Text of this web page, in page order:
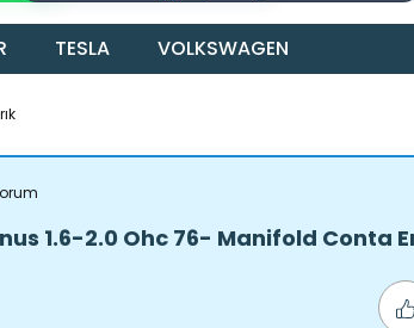
TESLA VOLKSWAGEN
1.6-2.0 Ohc 76- Manifold Conta